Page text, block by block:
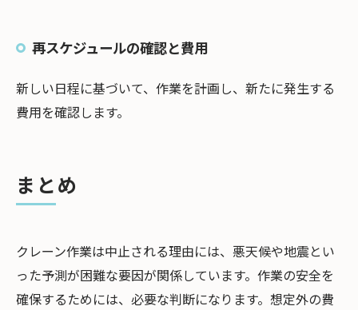
再スケジュールの確認と費用
新しい日程に基づいて、作業を計画し、新たに発生する
費用を確認します。
まとめ
クレーン作業は中止される理由には、悪天候や地震とい
った予測が困難な要因が関係しています。作業の安全を
確保するためには、必要な判断になります。想定外の費